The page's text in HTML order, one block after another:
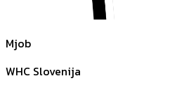
Mjob
WHC Slovenija